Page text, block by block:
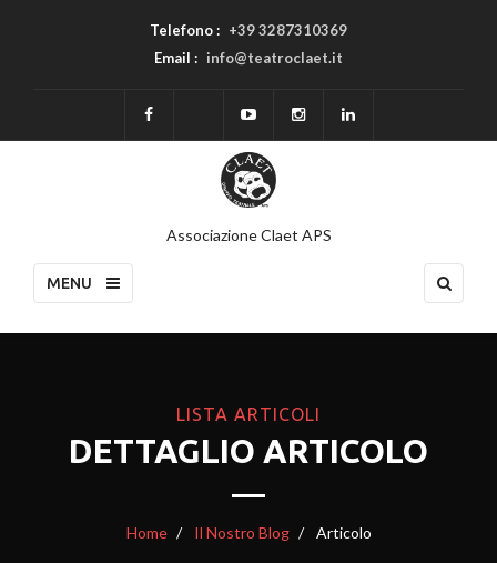
Telefono : +39 3287310369
Email : info@teatroclaet.it
Associazione Claet APS
MENU
LISTA ARTICOLI
DETTAGLIO ARTICOLO
Home Il Nostro Blog Articolo